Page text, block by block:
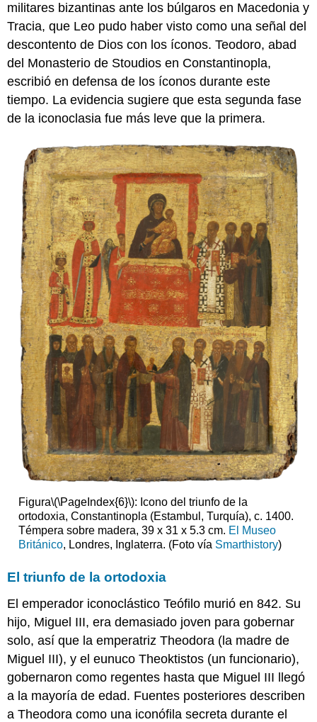
Redacción
El
Imperio
Bizantino
y
la
Rus
de
Santa
Sofía,
Kiev
Cristo
Pantocrator
La
Anunciación
Oranes
vírgenes
La
Comunión
de
los
Apóstoles
Frescos
perdidos
La
fragmentación
de
la
Rus
de
Kiev
ascenso
de
Moscú,
“Tercera
La
Trinidad
de
Rublev
Legados
impugnados
Interacción
transcultural
en
militares bizantinas ante los búlgaros en Macedonia y
Tracia, que Leo pudo haber visto como una señal del
descontento de Dios con los íconos. Teodoro, abad
del Monasterio de Stoudios en Constantinopla,
escribió en defensa de los íconos durante este
tiempo. La evidencia sugiere que esta segunda fase
de la iconoclasia fue más leve que la primera.
Figura\(\PageIndex{6}\): Icono del triunfo de la
ortodoxia, Constantinopla (Estambul, Turquía), c. 1400.
Témpera sobre madera, 39 x 31 x 5.3 cm. El Museo
Británico, Londres, Inglaterra. (Foto vía Smarthistory)
El triunfo de la ortodoxia
El emperador iconoclástico Teófilo murió en 842. Su
hijo, Miguel III, era demasiado joven para gobernar
solo, así que la emperatriz Theodora (la madre de
Miguel III), y el eunuco Theoktistos (un funcionario),
gobernaron como regentes hasta que Miguel III llegó
a la mayoría de edad. Fuentes posteriores describen
a Theodora como una iconófila secreta durante el